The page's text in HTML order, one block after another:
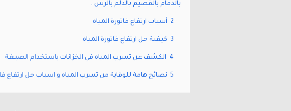
بالدمام بالقصيم بالدلم بالرس .
2 أسباب ارتفاع فاتورة المياه
3 كيفية حل ارتفاع فاتورة المياه
4 الكشف عن تسرب المياه في الخزانات باستخدام الصبغة
5 نصائح هامة للوقاية من تسرب المياه و اسباب حل ارتفاع